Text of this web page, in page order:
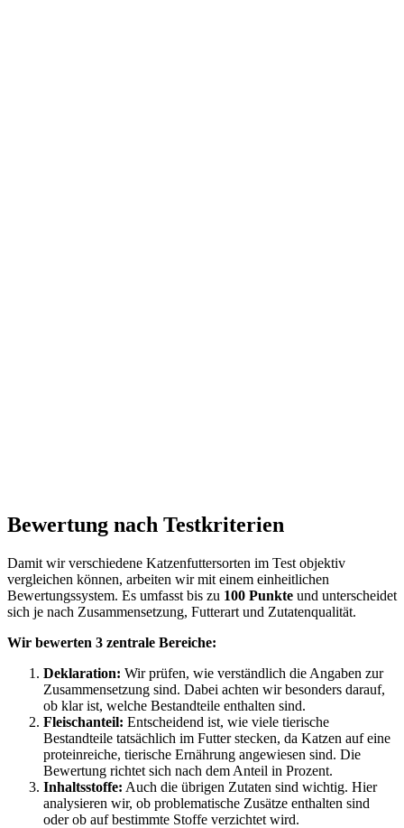
Bewertung nach Testkriterien
Damit wir verschiedene Katzenfuttersorten im Test objektiv
vergleichen können, arbeiten wir mit einem einheitlichen
Bewertungssystem. Es umfasst bis zu 100 Punkte und unterscheidet
sich je nach Zusammensetzung, Futterart und Zutatenqualität.
Wir bewerten 3 zentrale Bereiche:
Deklaration: Wir prüfen, wie verständlich die Angaben zur
Zusammensetzung sind. Dabei achten wir besonders darauf,
ob klar ist, welche Bestandteile enthalten sind.
Fleischanteil: Entscheidend ist, wie viele tierische
Bestandteile tatsächlich im Futter stecken, da Katzen auf eine
proteinreiche, tierische Ernährung angewiesen sind. Die
Bewertung richtet sich nach dem Anteil in Prozent.
Inhaltsstoffe: Auch die übrigen Zutaten sind wichtig. Hier
analysieren wir, ob problematische Zusätze enthalten sind
oder ob auf bestimmte Stoffe verzichtet wird.